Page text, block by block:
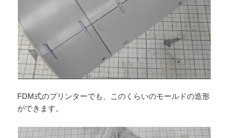
FDM式のプリンターでも、このくらいのモールドの造形
ができます。